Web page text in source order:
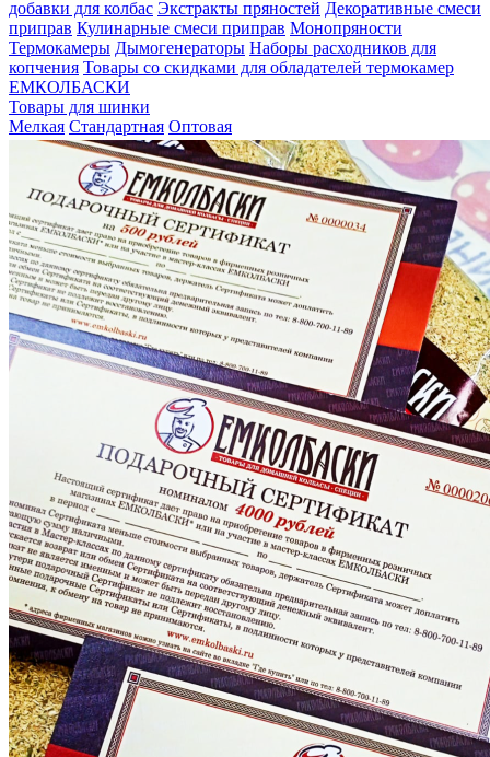
добавки для колбас Экстракты пряностей Декоративные смеси
приправ Кулинарные смеси приправ Монопряности
Термокамеры Дымогенераторы Наборы расходников для
копчения Товары со скидками для обладателей термокамер
ЕМКОЛБАСКИ
Товары для шинки
Мелкая Стандартная Оптовая